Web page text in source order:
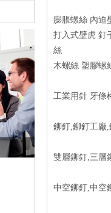
膨脹螺絲 內迫
打入式壁虎 釘
絲
木螺絲 塑膠螺
工業用針 牙條
鉚釘,鉚釘工廠
雙層鉚釘,三層
中空鉚釘,中空